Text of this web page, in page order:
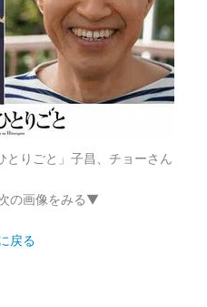
とりごと」子昌、チョーさん
の画像をみる▼
戻る